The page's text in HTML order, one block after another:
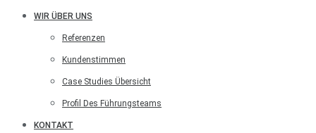
WIR ÜBER UNS
Referenzen
Kundenstimmen
Case Studies Übersicht
Profil Des Führungsteams
KONTAKT